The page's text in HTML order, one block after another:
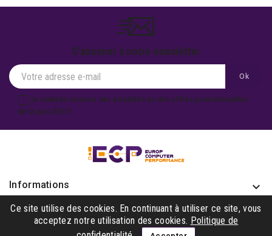
S'abonner à notre newsletter
Je souhaite recevoir des actualités ou des offres promotionnelles
de la part d'ECP.
Informations keyboard_arrow_down
Produits 
Notre société
Ce site utilise des cookies. En continuant à utiliser ce site, vous
acceptez notre utilisation des cookies. Politique de